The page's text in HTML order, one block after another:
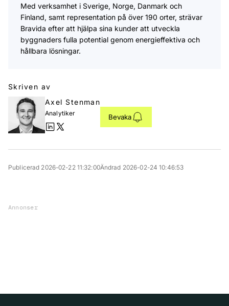
Med verksamhet i Sverige, Norge, Danmark och
Finland, samt representation på över 190 orter, strävar
Bravida efter att hjälpa sina kunder att utveckla
byggnaders fulla potential genom energieffektiva och
hållbara lösningar.
Skriven av
Axel Stenman
Analytiker Bevaka
Publicerad 2026-02-22 11:32:00Ändrad 2026-02-24 10:46:53
Annonser